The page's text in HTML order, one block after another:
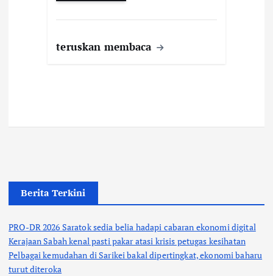
teruskan membaca
Berita Terkini
PRO-DR 2026 Saratok sedia belia hadapi cabaran ekonomi digital
Kerajaan Sabah kenal pasti pakar atasi krisis petugas kesihatan
Pelbagai kemudahan di Sarikei bakal dipertingkat, ekonomi baharu
turut diteroka